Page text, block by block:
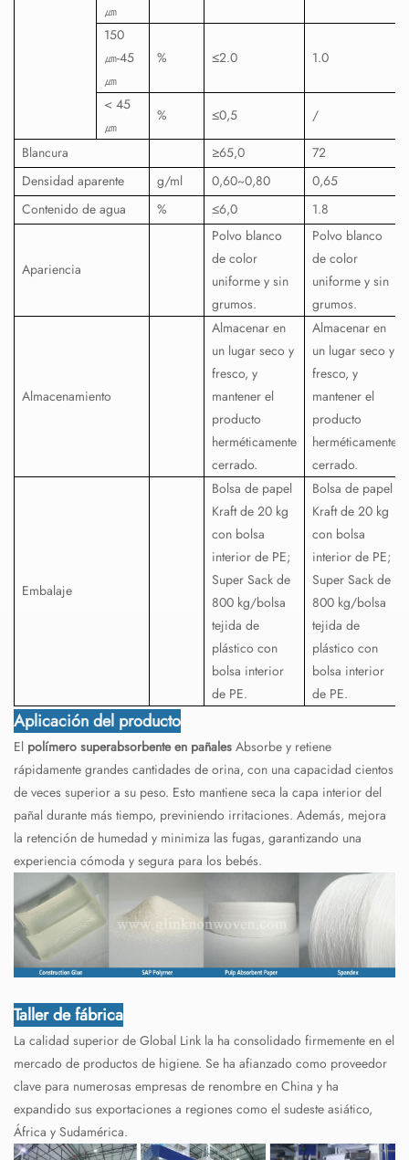
㎛
150
㎛-45
㎛
% ≤2.0 1.0
< 45
㎛
% ≤0,5 /
Blancura ≥65,0
72
Densidad aparente
g/ml 0,60~0,80
0,65
Contenido de agua
% ≤6,0 1.8
Apariencia
Polvo blanco
de color
uniforme y sin
grumos.
Polvo blanco
de color
uniforme y sin
grumos.
Almacenamiento
Almacenar en
un lugar seco y
fresco, y
mantener el
producto
herméticamente
cerrado.
Almacenar en
un lugar seco y
fresco, y
mantener el
producto
herméticamente
cerrado.
Embalaje
Bolsa de papel
Kraft de 20 kg
con bolsa
interior de PE;
Super Sack de
800 kg/bolsa
tejida de
plástico con
bolsa interior
de PE.
Bolsa de papel
Kraft de 20 kg
con bolsa
interior de PE;
Super Sack de
800 kg/bolsa
tejida de
plástico con
bolsa interior
de PE.
Aplicación del producto
El polímero superabsorbente en pañales Absorbe y retiene
rápidamente grandes cantidades de orina, con una capacidad cientos
de veces superior a su peso. Esto mantiene seca la capa interior del
pañal durante más tiempo, previniendo irritaciones. Además, mejora
la retención de humedad y minimiza las fugas, garantizando una
experiencia cómoda y segura para los bebés.
Taller de fábrica
La calidad superior de Global Link la ha consolidado firmemente en el
mercado de productos de higiene. Se ha afianzado como proveedor
clave para numerosas empresas de renombre en China y ha
expandido sus exportaciones a regiones como el sudeste asiático,
África y Sudamérica.